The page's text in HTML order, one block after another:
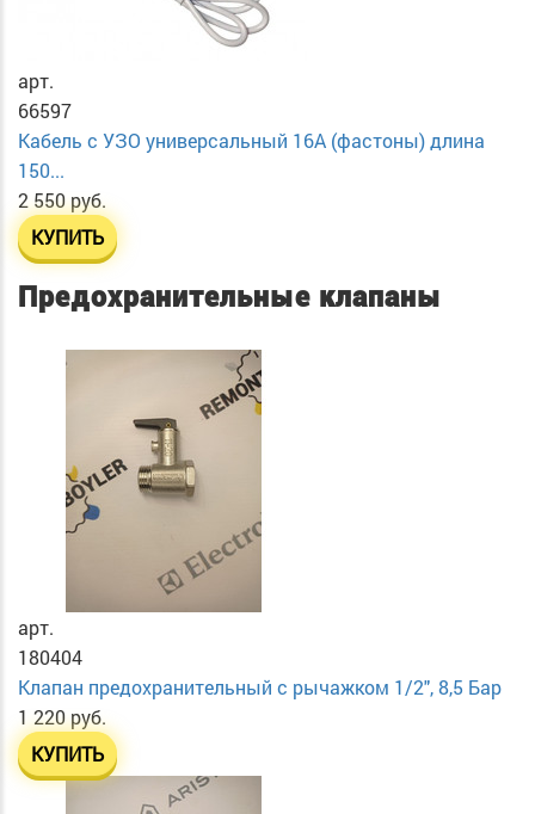
арт.
66597
Кабель с УЗО универсальный 16А (фастоны) длина
150...
2 550 руб.
КУПИТЬ
Предохранительные клапаны
арт.
180404
Клапан предохранительный с рычажком 1/2", 8,5 Бар
1 220 руб.
КУПИТЬ